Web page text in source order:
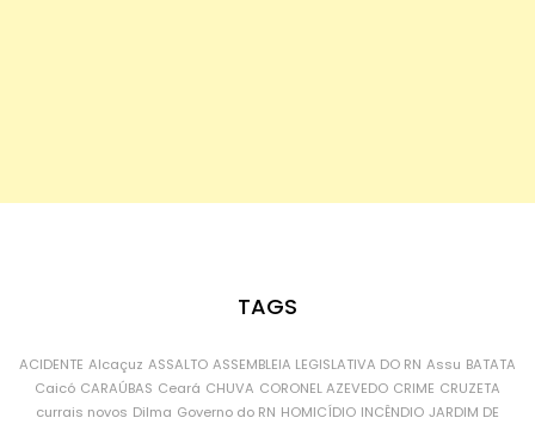
TAGS
ACIDENTE Alcaçuz ASSALTO ASSEMBLEIA LEGISLATIVA DO RN Assu BATATA
Caicó CARAÚBAS Ceará CHUVA CORONEL AZEVEDO CRIME CRUZETA
currais novos Dilma Governo do RN HOMICÍDIO INCÊNDIO JARDIM DE